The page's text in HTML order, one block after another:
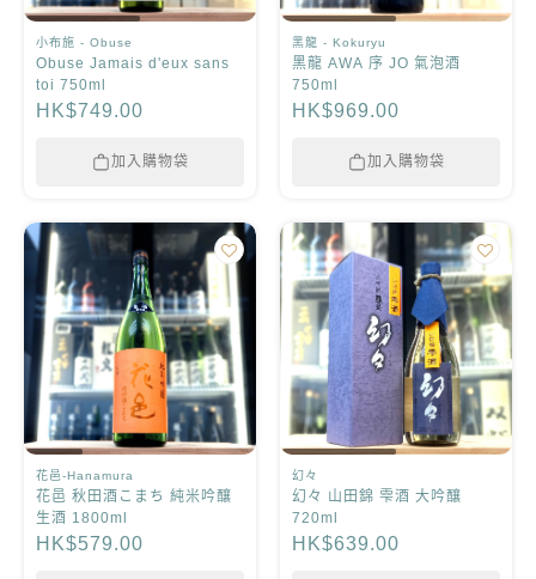
小布施 - Obuse
Obuse Jamais d'eux sans
toi 750ml
HK$749.00
加入購物袋
黑龍 - Kokuryu
黑龍 AWA 序 JO 氣泡酒
750ml
HK$969.00
加入購物袋
花邑-Hanamura
花邑 秋田酒こまち 純米吟釀
生酒 1800ml
HK$579.00
幻々
幻々 山田錦 雫酒 大吟釀
720ml
HK$639.00